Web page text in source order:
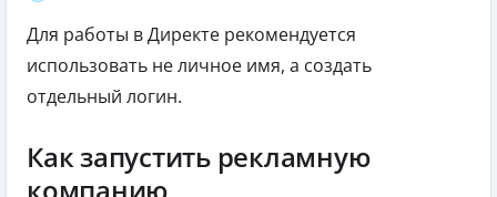
Для работы в Директе рекомендуется
использовать не личное имя, а создать
отдельный логин.
Как запустить рекламную
компанию